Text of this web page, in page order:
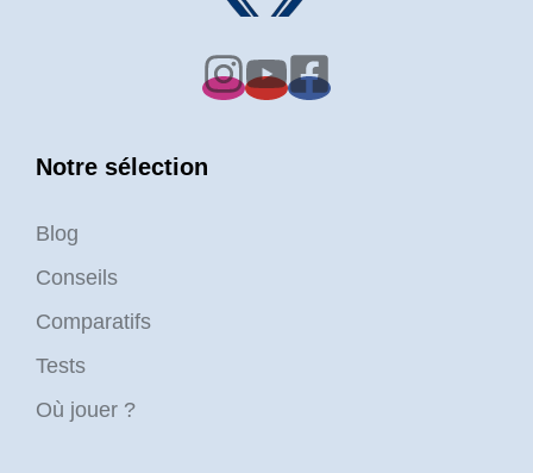
Notre sélection
Blog
Conseils
Comparatifs
Tests
Où jouer ?